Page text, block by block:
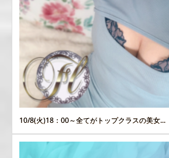
10/8(火)18：00～全てがトップクラスの美女...